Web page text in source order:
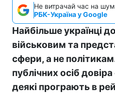
Не витрачай час на
РБК-Україна у Google
Найбільше українці
військовим та
сфери, а не
публічних осіб
деякі програють в